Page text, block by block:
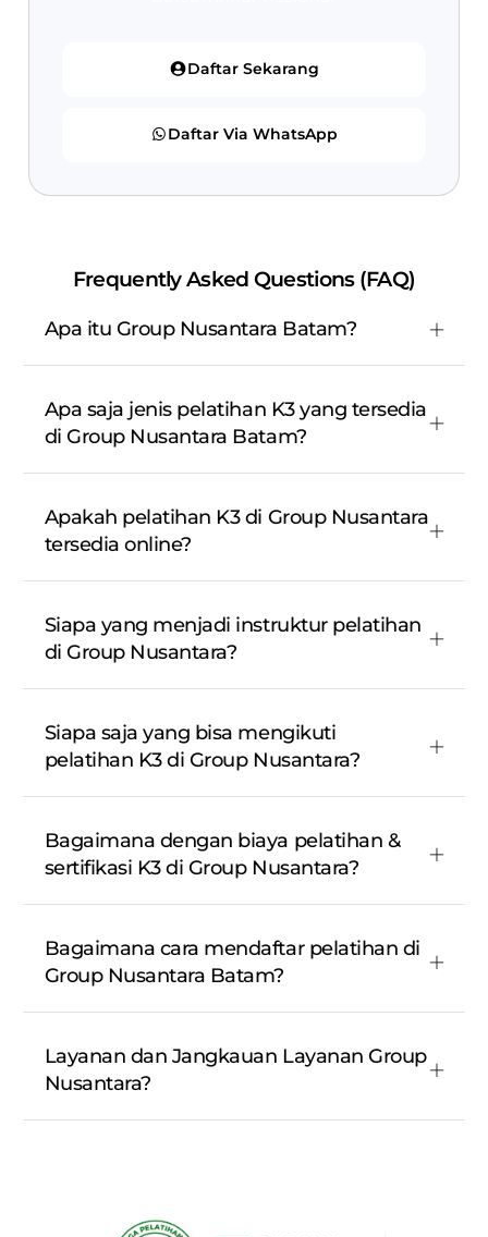
Daftar Sekarang
Daftar Via WhatsApp
Frequently Asked Questions (FAQ)
Apa itu Group Nusantara Batam?
Apa saja jenis pelatihan K3 yang tersedia
di Group Nusantara Batam?
Apakah pelatihan K3 di Group Nusantara
tersedia online?
Siapa yang menjadi instruktur pelatihan
di Group Nusantara?
Siapa saja yang bisa mengikuti
pelatihan K3 di Group Nusantara?
Bagaimana dengan biaya pelatihan &
sertifikasi K3 di Group Nusantara?
Bagaimana cara mendaftar pelatihan di
Group Nusantara Batam?
Layanan dan Jangkauan Layanan Group
Nusantara?